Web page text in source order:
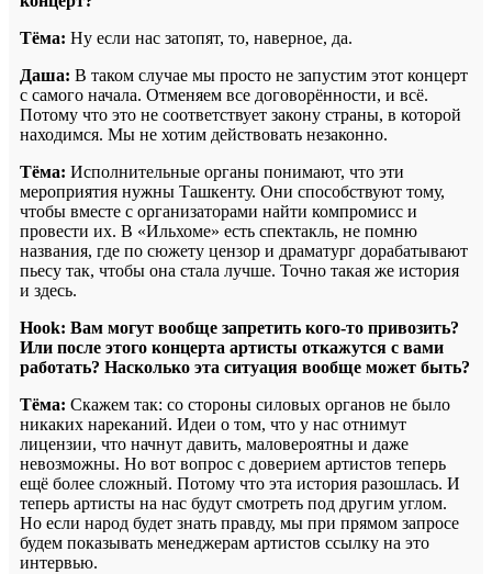
Тёма: Ну если нас затопят, то, наверное, да.
Даша: В таком случае мы просто не запустим этот концерт
с самого начала. Отменяем все договорённости, и всё.
Потому что это не соответствует закону страны, в которой
находимся. Мы не хотим действовать незаконно.
Тёма: Исполнительные органы понимают, что эти
мероприятия нужны Ташкенту. Они способствуют тому,
чтобы вместе с организаторами найти компромисс и
провести их. В «Ильхоме» есть спектакль, не помню
названия, где по сюжету цензор и драматург дорабатывают
пьесу так, чтобы она стала лучше. Точно такая же история
и здесь.
Hook: Вам могут вообще запретить кого-то привозить?
Или после этого концерта артисты откажутся с вами
работать? Насколько эта ситуация вообще может быть?
Тёма: Скажем так: со стороны силовых органов не было
никаких нареканий. Идеи о том, что у нас отнимут
лицензии, что начнут давить, маловероятны и даже
невозможны. Но вот вопрос с доверием артистов теперь
ещё более сложный. Потому что эта история разошлась. И
теперь артисты на нас будут смотреть под другим углом.
Но если народ будет знать правду, мы при прямом запросе
будем показывать менеджерам артистов ссылку на это
интервью.